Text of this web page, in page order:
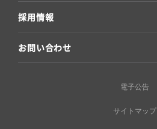
採用情報
お問い合わせ
電子公告
サイトマップ